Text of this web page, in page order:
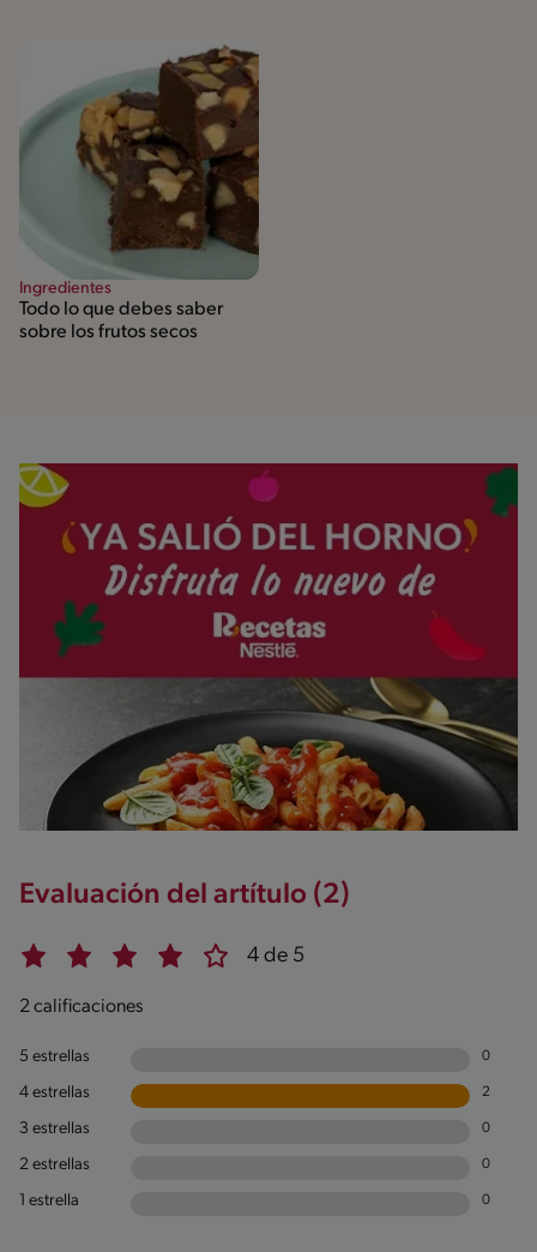
Ingredientes
Todo lo que debes saber
sobre los frutos secos
Evaluación del artítulo (2)
4 de 5
2 calificaciones
5 estrellas 0
4 estrellas 2
3 estrellas 0
2 estrellas 0
1 estrella 0